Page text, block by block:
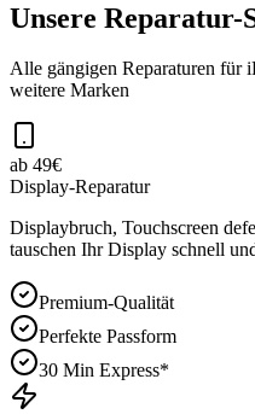
Unsere Reparatur-
Alle gängigen Reparaturen für
weitere Marken
ab 49€
Display-Reparatur
Displaybruch, Touchscreen
tauschen Ihr Display schnell
Premium-Qualität
Perfekte Passform
30 Min Express*